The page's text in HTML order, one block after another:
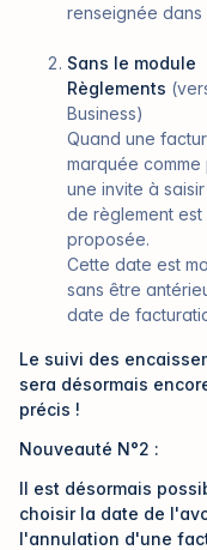
renseignée dans
Sans le module
Règlements
Business)
Quand une
marquée comme
une invite à
de règlement est
proposée.
Cette date est
sans être
date de
Le suivi des
sera désormais
précis !
Nouveauté N°2 :
Il est désormais
choisir la date de
l'annulation d'une